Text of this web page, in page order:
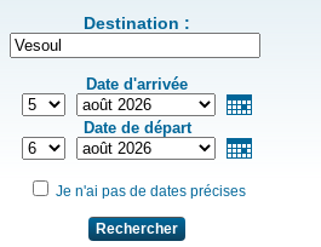
Destination :
Date d'arrivée
Date de départ
Je n'ai pas de dates précises
Rechercher